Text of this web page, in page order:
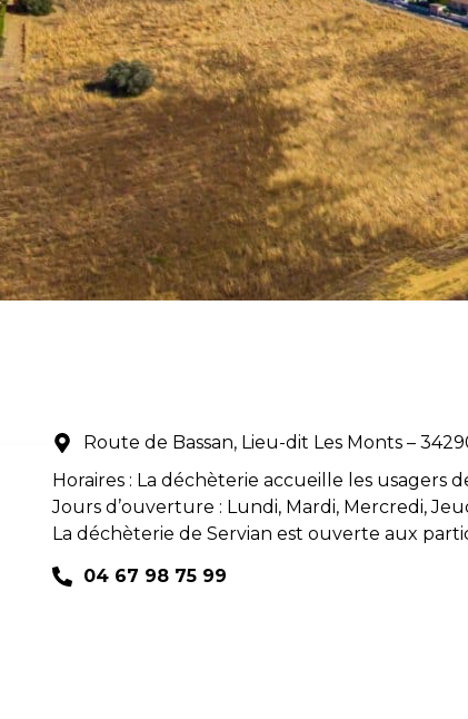
Route de Bassan, Lieu-dit Les Monts –
Horaires : La déchèterie accueille les usagers
Jours d’ouverture : Lundi, Mardi, Mercredi,
La déchèterie de Servian est ouverte aux
04 67 98 75 99